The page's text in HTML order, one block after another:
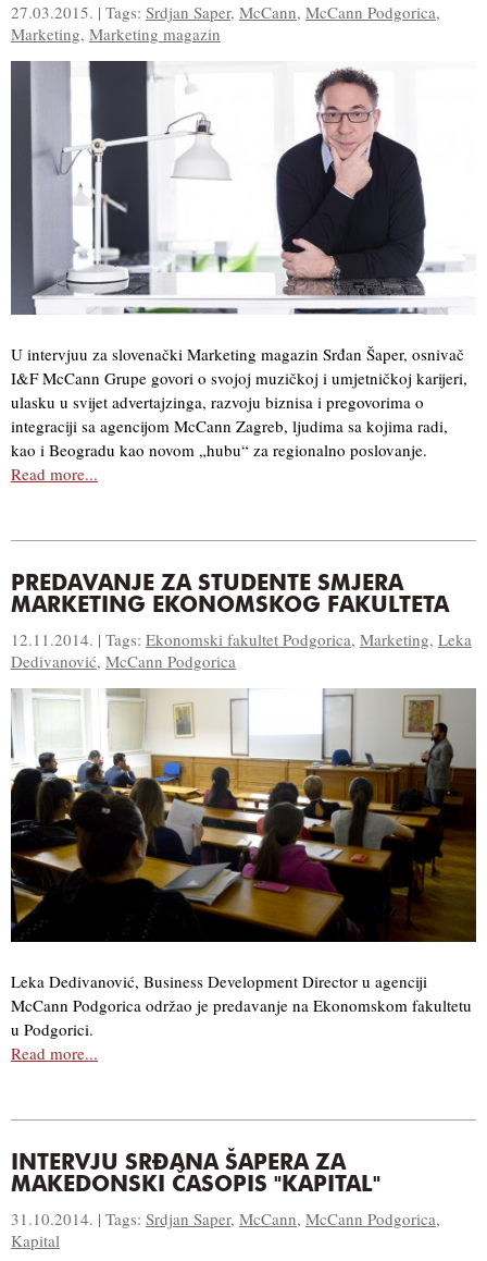
27.03.2015. | Tags: Srdjan Saper, McCann, McCann Podgorica,
Marketing, Marketing magazin
U intervjuu za slovenački Marketing magazin Srđan Šaper, osnivač
I&F McCann Grupe govori o svojoj muzičkoj i umjetničkoj karijeri,
ulasku u svijet advertajzinga, razvoju biznisa i pregovorima o
integraciji sa agencijom McCann Zagreb, ljudima sa kojima radi,
kao i Beogradu kao novom „hubu“ za regionalno poslovanje.
Read more...
PREDAVANJE ZA STUDENTE SMJERA
MARKETING EKONOMSKOG FAKULTETA
12.11.2014. | Tags: Ekonomski fakultet Podgorica, Marketing, Leka
Dedivanović, McCann Podgorica
Leka Dedivanović, Business Development Director u agenciji
McCann Podgorica održao je predavanje na Ekonomskom fakultetu
u Podgorici.
Read more...
INTERVJU SRĐANA ŠAPERA ZA
MAKEDONSKI ČASOPIS "KAPITAL"
31.10.2014. | Tags: Srdjan Saper, McCann, McCann Podgorica,
Kapital